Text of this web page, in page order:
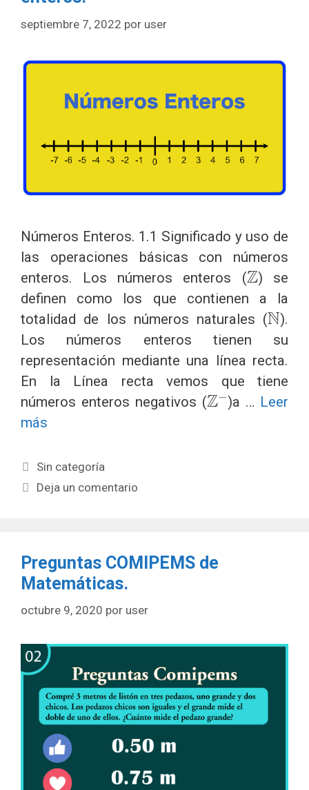
septiembre 7, 2022 por user
Números Enteros. 1.1 Significado y uso de
las operaciones básicas con números
enteros. Los números enteros (
Z
) se
definen como los que contienen a la
totalidad de los números naturales (
N
).
Los números enteros tienen su
representación mediante una línea recta.
En la Línea recta vemos que tiene
números enteros negativos (
Z −
)a … Leer
más
Categorías
Sin categoría
Deja un comentario
Preguntas COMIPEMS de
Matemáticas.
octubre 9, 2020 por user